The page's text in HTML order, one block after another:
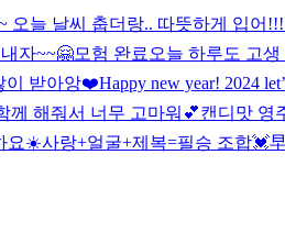
오늘 날씨 춥더랑.. 따뜻하게 입어!!!
자~~🤗모험 완료 오늘 하루도 고
이 받아앙❤️Happy new year! 2024
께 해줘서 너무 고마워💕캔디맛 영
요☀️사랑+얼굴+제복=필승 조합💓